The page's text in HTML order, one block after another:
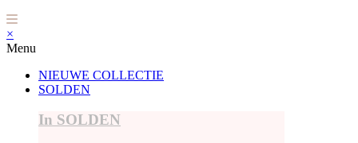
×
Menu
NIEUWE COLLECTIE
SOLDEN
In SOLDEN